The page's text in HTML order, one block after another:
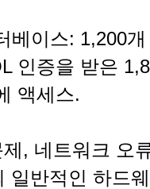
베이스: 1,200
인증을 받은
액세스.
, 네트워크 오
일반적인 하드